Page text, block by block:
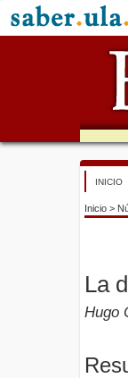
INICIO
Inicio >
La
Hugo